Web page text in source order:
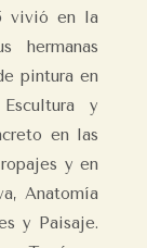
vivió en la
hermanas
pintura en
y
en las
y en
Anatomía
y Paisaje.